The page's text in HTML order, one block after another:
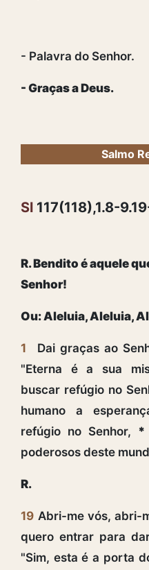
- Palavra do Senhor.
- Graças a Deus.
Salmo
Sl 117(118),1.8-
R. Bendito é aquele
Senhor!
Ou: Aleluia, Aleluia,
1 Dai graças ao
"Eterna é a sua
buscar refúgio no
humano a
refúgio no Senhor,
*
poderosos deste
R.
19 Abri-me vós, abri-
quero entrar para
"Sim, esta é a porta